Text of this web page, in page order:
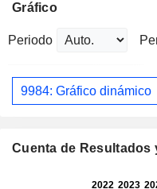
Gráfico
Periodo
9984: Gráfico dinámico
Cuenta de Resultados